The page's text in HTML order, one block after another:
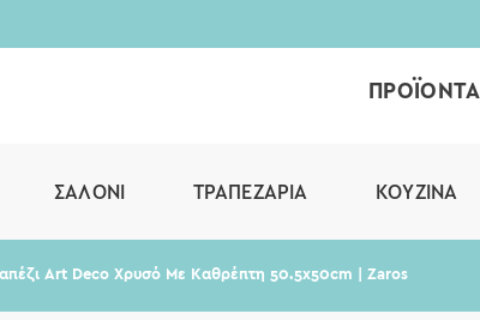
ΠΡΟΪΟΝΤΑ
ΣΑΛΌΝΙ ΤΡΑΠΕΖΑΡΊΑ ΚΟΥΖΊΝΑ
Art Deco Χρυσό Με Καθρέπτη 50.5x50cm | Zaros